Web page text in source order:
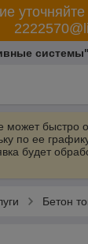
системы"
может быстро
по ее
будет
Бетон